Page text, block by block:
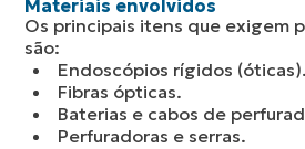
Materiais envolvidos
Os principais itens que exigem
são:
Endoscópios rígidos (óticas).
Fibras ópticas.
Baterias e cabos de
Perfuradoras e serras.